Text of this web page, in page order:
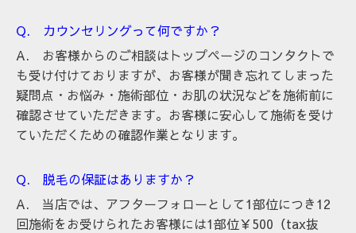
Q. カウンセリングって何ですか？
A. お客様からのご相談はトップページのコンタクトで
も受け付けておりますが、お客様が聞き忘れてしまった
疑問点・お悩み・施術部位・お肌の状況などを施術前に
確認させていただきます。お客様に安心して施術を受け
ていただくための確認作業となります。
Q. 脱毛の保証はありますか？
A. 当店では、アフターフォローとして1部位につき12
回施術をお受けられたお客様には1部位￥500（tax抜